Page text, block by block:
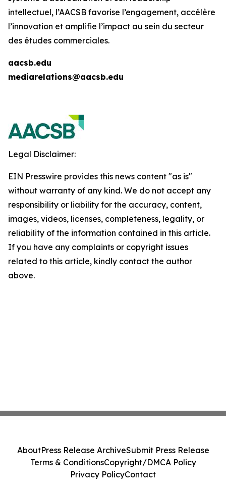
intellectuel, l’AACSB favorise l’engagement, accélère
l’innovation et amplifie l’impact au sein du secteur
des études commerciales.
aacsb.edu
mediarelations@aacsb.edu
Legal Disclaimer:
EIN Presswire provides this news content "as is"
without warranty of any kind. We do not accept any
responsibility or liability for the accuracy, content,
images, videos, licenses, completeness, legality, or
reliability of the information contained in this article.
If you have any complaints or copyright issues
related to this article, kindly contact the author
above.
AboutPress Release ArchiveSubmit Press Release
Terms & ConditionsCopyright/DMCA Policy
Privacy PolicyContact